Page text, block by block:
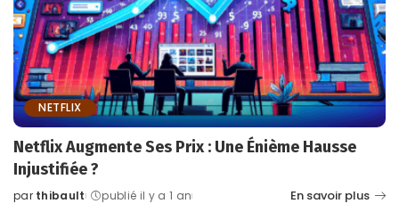
NETFLIX
Netflix Augmente Ses Prix : Une Énième Hausse
Injustifiée ?
Posted
par thibault publié il y a 1 an En savoir plus